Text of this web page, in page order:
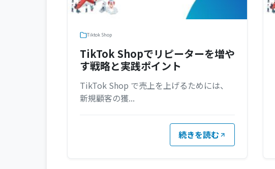
Tiktok Shop
TikTok Shopでリピーターを増や
す戦略と実践ポイント
TikTok Shop で売上を上げるためには、
新規顧客の獲...
続きを読む